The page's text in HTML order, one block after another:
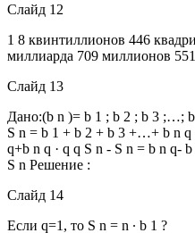
Слайд 12
1 8 квинтиллионов 446
миллиарда 709 миллионов
Слайд 13
Дано:(b n )= b 1 ; b 2 ; b 3 ;…; b
S n = b 1 + b 2 + b 3 +…+ b n
q+b n q · q q S n - S n = b n q-
S n Решение :
Слайд 14
Если q=1, то S n = n ∙ b 1 ?